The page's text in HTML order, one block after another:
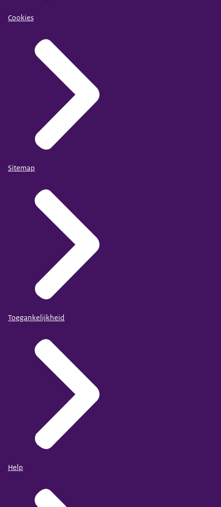
Cookies
Sitemap
Toegankelijkheid
Help